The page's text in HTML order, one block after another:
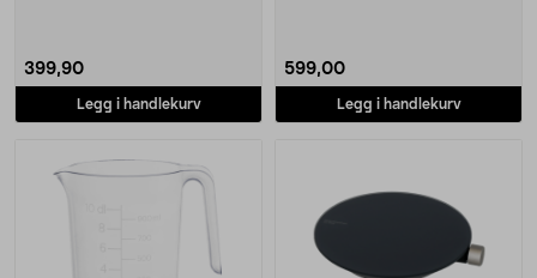
399,90
Legg i handlekurv
599,00
Legg i handlekurv